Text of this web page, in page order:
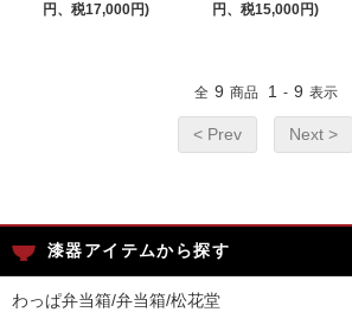
円、税17,000円)
円、税15,000円)
全 9 商品 1 - 9 表示
< Prev Next >
漆器アイテムから探す
わっぱ弁当箱/弁当箱/松花堂